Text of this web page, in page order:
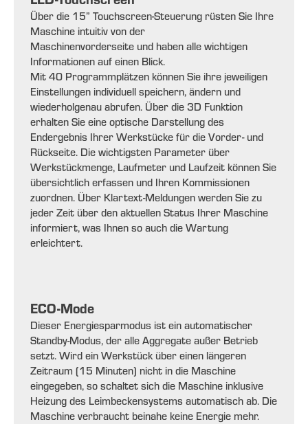
Über die 15” Touchscreen-Steuerung rüsten Sie Ihre
Maschine intuitiv von der
Maschinenvorderseite und haben alle wichtigen
Informationen auf einen Blick.
Mit 40 Programmplätzen können Sie ihre jeweiligen
Einstellungen individuell speichern, ändern und
wiederholgenau abrufen. Über die 3D Funktion
erhalten Sie eine optische Darstellung des
Endergebnis Ihrer Werkstücke für die Vorder- und
Rückseite. Die wichtigsten Parameter über
Werkstückmenge, Laufmeter und Laufzeit können Sie
übersichtlich erfassen und Ihren Kommissionen
zuordnen. Über Klartext-Meldungen werden Sie zu
jeder Zeit über den aktuellen Status Ihrer Maschine
informiert, was Ihnen so auch die Wartung
erleichtert.
ECO-Mode
Dieser Energiesparmodus ist ein automatischer
Standby-Modus, der alle Aggregate außer Betrieb
setzt. Wird ein Werkstück über einen längeren
Zeitraum (15 Minuten) nicht in die Maschine
eingegeben, so schaltet sich die Maschine inklusive
Heizung des Leimbeckensystems automatisch ab. Die
Maschine verbraucht beinahe keine Energie mehr.